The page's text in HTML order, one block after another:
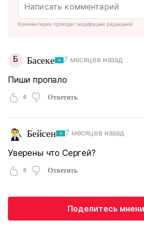
Комментарии проходят модерацию редакцией
Б Басеке 7 месяцев назад
Пиши пропало
0 Ответить
Бейсен 7 месяцев назад
Уверены что Сергей?
0 Ответить
Поделитесь